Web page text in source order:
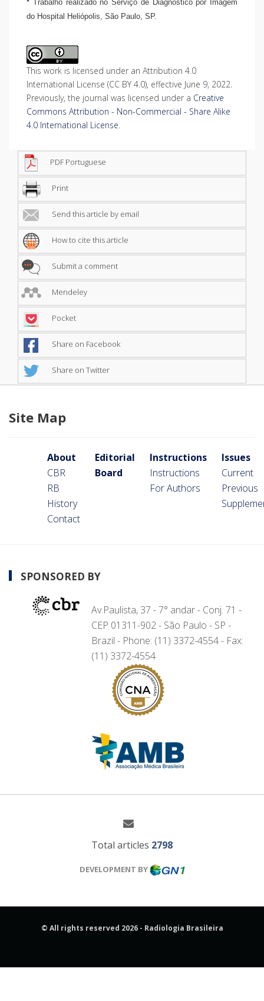
* Trabalho realizado no Serviço de Diagnóstico por Imagem
do Hospital Heliópolis, São Paulo, SP.
This work is licensed under an Attribution 4.0
International License (CC BY 4.0), effective June 9, 2022.
Previously, the journal was licensed under a Creative
Commons Attribution - Non-Commercial - Share Alike
4.0 International License.
PDF Portuguese
Print
Send this article by email
How to cite this article
Submit a comment
Mendeley
Pocket
Share on Facebook
Share on Twitter
Site Map
About
CBR
RB
History
Contact
Editorial
Board
Instructions
Instructions
For Authors
Issues
Current
Previous
SPONSORED BY
Av.Paulista, 37 - 7° andar - Conj. 71 -
CEP 01311-902 - São Paulo - SP -
Brazil - Phone: (11) 3372-4554 - Fax:
(11) 3372-4554
Total articles 2798
DEVELOPMENT BY
© All rights reserved 2026 - Radiologia Brasileira